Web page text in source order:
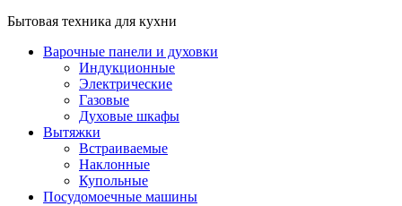
Бытовая техника для кухни
Варочные панели и духовки
Индукционные
Электрические
Газовые
Духовые шкафы
Вытяжки
Встраиваемые
Наклонные
Купольные
Посудомоечные машины